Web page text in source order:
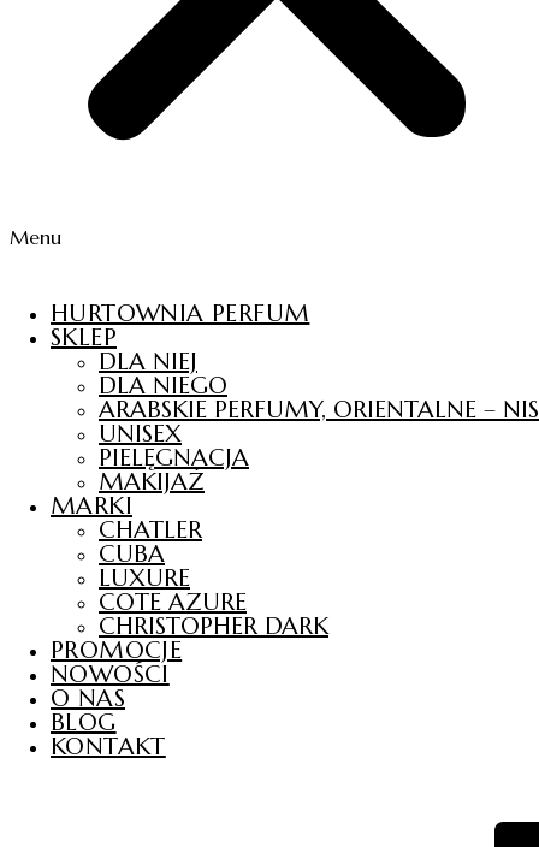
Menu
HURTOWNIA PERFUM
SKLEP
DLA NIEJ
DLA NIEGO
ARABSKIE PERFUMY, ORIENTALNE –
UNISEX
PIELĘGNACJA
MAKIJAŻ
MARKI
CHATLER
CUBA
LUXURE
COTE AZURE
CHRISTOPHER DARK
PROMOCJE
NOWOŚCI
O NAS
BLOG
KONTAKT